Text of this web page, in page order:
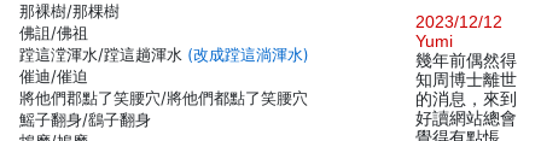
那裸樹/那棵樹
佛詛/佛祖
蹚這漟渾水/蹚這趟渾水 (改成蹚這淌渾水)
催迪/催迫
將他們郡點了笑腰穴/將他們都點了笑腰穴
鰩子翻身/鷂子翻身
2023/12/12
Yumi
幾年前偶然得
知周博士離世
的消息，來到
好讀網站總會